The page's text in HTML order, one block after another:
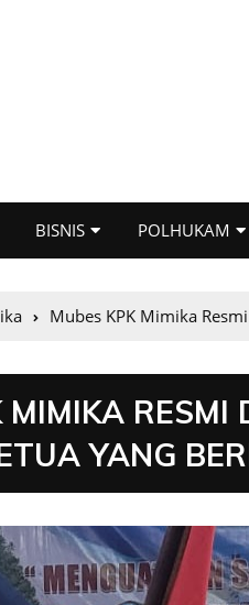
BISNIS POLHUKAM
Mubes KPK Mimika
MIMIKA
YANG